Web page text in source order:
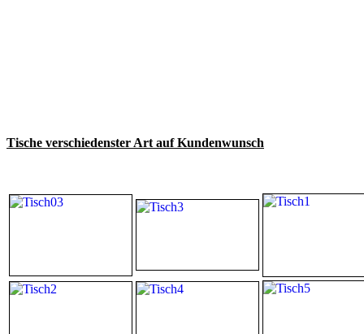
Tische verschiedenster Art auf Kundenwunsch